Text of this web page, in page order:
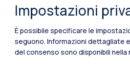
Cremona
Lecco
Mantova
Impostazioni
È possibile specificare le
seguono. Informazioni dettagliate
del consenso sono disponibili nella